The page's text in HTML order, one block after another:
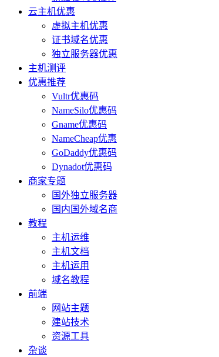
云主机优惠
虚拟主机优惠
证书域名优惠
独立服务器优惠
主机测评
优惠推荐
Vultr优惠码
NameSilo优惠码
Gname优惠码
NameCheap优惠
GoDaddy优惠码
Dynadot优惠码
商家专题
国外独立服务器
国内国外域名商
教程
主机运维
主机文档
主机运用
域名教程
前端
网站主题
建站技术
资源工具
杂谈